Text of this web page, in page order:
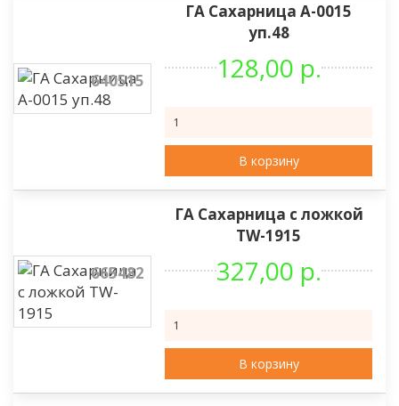
640515
ГА Сахарница А-0015
уп.48
128,00 р.
В корзину
665482
ГА Сахарница с ложкой
TW-1915
327,00 р.
В корзину